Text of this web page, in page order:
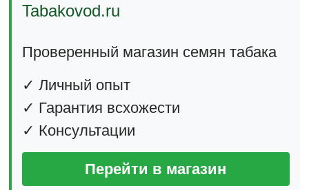
Tabakovod.ru
Проверенный магазин семян табака
✓ Личный опыт
✓ Гарантия всхожести
✓ Консультации
Перейти в магазин